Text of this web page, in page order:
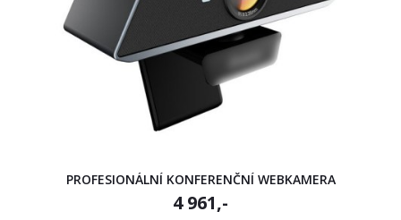
PROFESIONÁLNÍ KONFERENČNÍ WEBKAMERA
4 961,-